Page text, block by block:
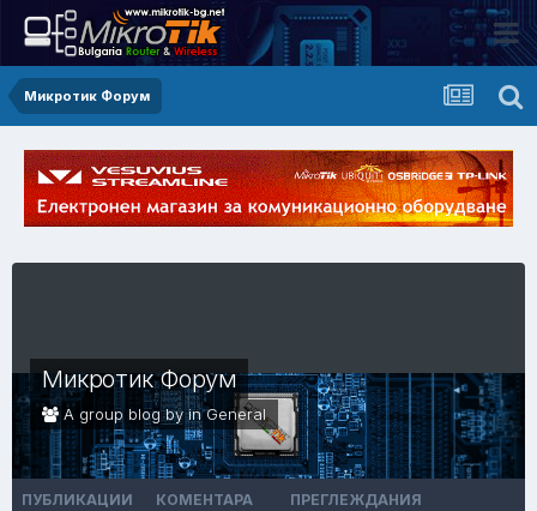
Микротик Форум
Микротик Форум
A group blog by inGeneral
ПУБЛИКАЦИИ КОМЕНТАРА ПРЕГЛЕЖДАНИЯ